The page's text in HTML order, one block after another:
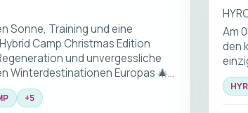
Sonne, Training und eine
Camp Christmas Edition
und unvergessliche
Winterdestinationen Europas 🎄
+5
Am
den
aus